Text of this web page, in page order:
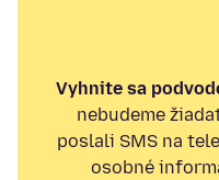
Vyhnite sa
nebudeme
poslali SMS na
osobné